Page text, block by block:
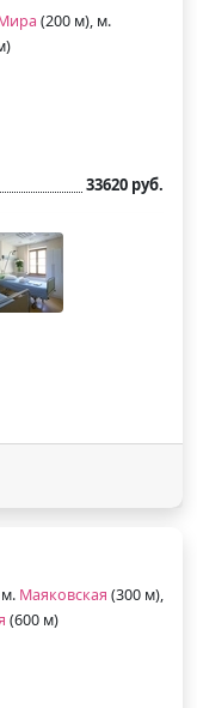
(200 м), м.
33620 руб.
Маяковская (300 м),
(600 м)